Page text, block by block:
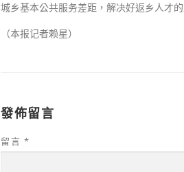
城乡基本公共服务差距，解决好返乡人才的
（本报记者赖星）
發佈留言
留言 *